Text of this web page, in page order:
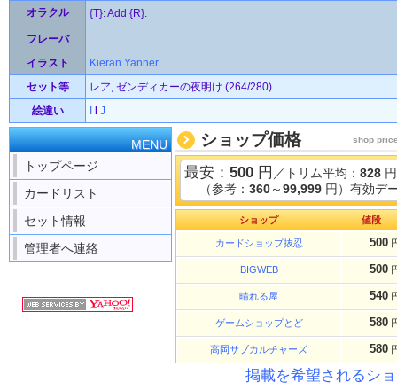
オラクル {T}: Add {R}.
フレーバ
イラスト
Kieran Yanner
セット等
レア, ゼンディカーの夜明け (264/280)
絵違い
J
MENU
トップページ
カードリスト
セット情報
管理者へ連絡
ショップ価格 shop
最安： 500 円 ／トリム平均： 828 円
（参考： 360～99,999 円）有効デ
ショップ 値段
カードショップ抜忍 500
BIGWEB 500
晴れる屋 540
ゲームショップとど 580
高岡サブカルチャーズ 580
掲載を希望されるシ